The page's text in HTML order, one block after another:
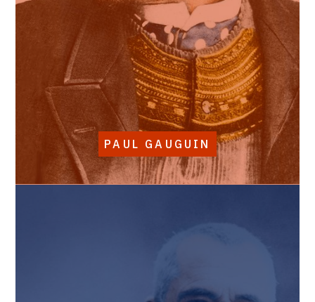
PAUL GAUGUIN